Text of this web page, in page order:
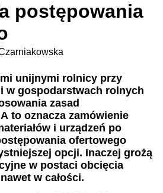
postępowania
unijnymi rolnicy przy
w gospodarstwach rolnych
zasad
to oznacza zamówienie
i urządzeń po
ofertowego
opcji. Inaczej grożą
w postaci obcięcia
w całości.